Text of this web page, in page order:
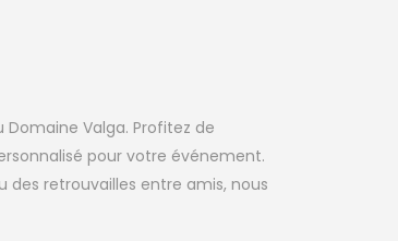
Valga. Profitez de
pour votre événement.
retrouvailles entre amis, nous